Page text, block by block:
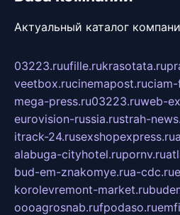
Актуальный каталог
03223.ruufille.rukrasotata.ru
veetbox.rucinemapost.ruciam-
mega-press.ru03223.ruweb-
eurovision-russia.rustrah-
itrack-24.rusexshopexpress.ru
alabuga-cityhotel.rupornv.ru
bud-em-znakomye.rua-cdc.ru
korolevremont-market.ru
oooagrosnab.rufpodaso.ru